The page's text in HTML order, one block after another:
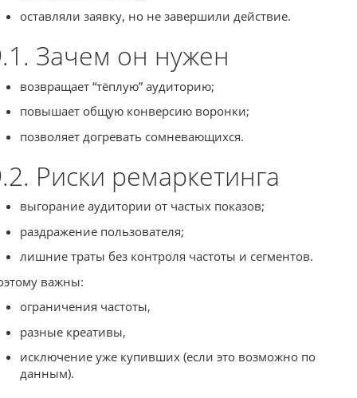
оставляли заявку, но не завершили действие.
Зачем он нужен
возвращает “тёплую” аудиторию;
повышает общую конверсию воронки;
позволяет догревать сомневающихся.
Риски ремаркетинга
выгорание аудитории от частых показов;
раздражение пользователя;
лишние траты без контроля частоты и сегментов.
важны:
ограничения частоты,
разные креативы,
исключение уже купивших (если это возможно по
данным).